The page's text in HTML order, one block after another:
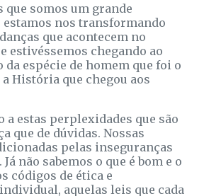
que somos um grande
nos transformando
que acontecem no
estivéssemos chegando ao
da espécie de homem que foi o
História que chegou aos
a estas perplexidades que são
que de dúvidas. Nossas
pelas inseguranças
não sabemos o que é bom e o
códigos de ética e
aquelas leis que cada